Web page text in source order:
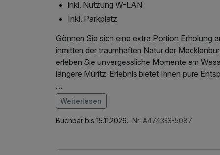
inkl. Nutzung W-LAN
Inkl. Parkplatz
Gönnen Sie sich eine extra Portion Erholung
inmitten der traumhaften Natur der
erleben Sie unvergessliche Momente am
längere Müritz-Erlebnis bietet Ihnen pure
* • 1 Ticket „Müritz-Rundum“ (öffentl.
der Hauptsaison statt.
Im Angebot enthalten
1 Flasche Mineralwasser, Parkplatz, W-LAN
Weiterlesen
Buchbar bis 15.11.2026. Nr: A474333-5087